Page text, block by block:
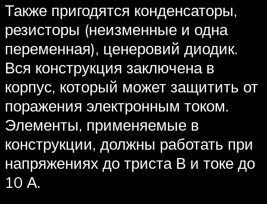
Также пригодятся конденсаторы,
резисторы (неизменные и одна
переменная), ценеровий диодик.
Вся конструкция заключена в
корпус, который может защитить от
поражения электронным током.
Элементы, применяемые в
конструкции, должны работать при
напряжениях до триста В и токе до
10 А.